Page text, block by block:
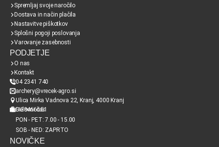
Spremljaj svoje naročilo
Dostava in način plačila
Nastavitve piškotkov
Splošni pogoji poslovanja
Varovanje zasebnosti
PODJETJE
O nas
Kontakt
04 2341 740
archery@vrecek-agro.si
Ulica Mirka Vadnova 22, Kranj, 4000 Kranj
SI38466651
Delovni čas
PON - PET: 7.00 - 15.00
SOB - NED: ZAPRTO
NOVIČKE